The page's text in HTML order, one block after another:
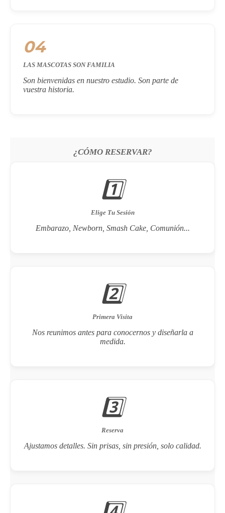
04
LAS MASCOTAS SON FAMILIA
Son bienvenidas en nuestro estudio. Son parte de
vuestra historia.
¿CÓMO RESERVAR?
1️⃣
Elige Tu Sesión
Embarazo, Newborn, Smash Cake, Comunión...
2️⃣
Primera Visita
Nos reunimos antes para conocernos y diseñarla a
medida.
3️⃣
Reserva
Ajustamos detalles. Sin prisas, sin presión, solo calidad.